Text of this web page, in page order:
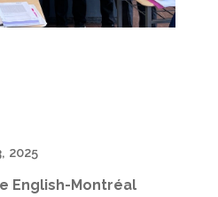
2025
English-Montréal